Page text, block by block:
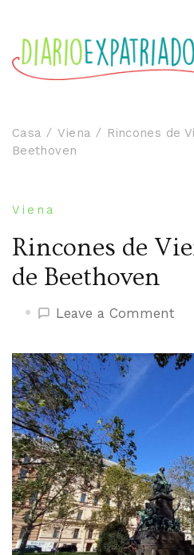
Casa Viena
Rincones de
Beethoven
Viena
Rincones de
de Beethoven
Leave a Comment
de
la